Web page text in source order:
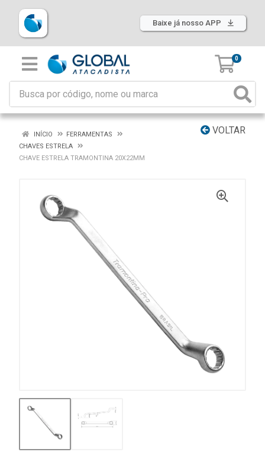
Baixe já nosso APP
0
VOLTAR
INÍCIO
FERRAMENTAS
CHAVES ESTRELA
CHAVE ESTRELA TRAMONTINA 20X22MM